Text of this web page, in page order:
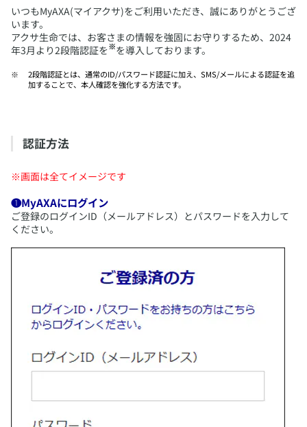
​いつもMyAXA(マイアクサ)をご利用いただき、誠にありがとうござ
います。
アクサ生命では、お客さまの情報を強固にお守りするため、2024
年3月より2段階認証を※を導入しております。
​2段階認証とは、通常のID/パスワード認証に加え、SMS/メールによる認証を追
加することで、本人確認を強化する方法です。
​認証方法
※画面は全てイメージです
❶MyAXAにログイン
​ご登録のログインID（メールアドレス）とパスワードを入力して
ください。